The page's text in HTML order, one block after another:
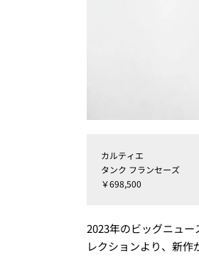
カルティエ
タンク フランセーズ
￥698,500
2023年のビッグニュ
レクションより、新作